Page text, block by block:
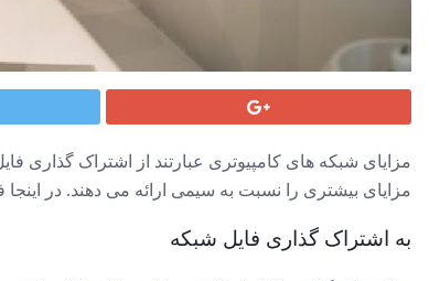
مزایای شبکه های کامپیوتری عبارتند از اشتراک گذاری
مزایای بیشتری را نسبت به سیمی ارائه می دهند. در
به اشتراک گذاری فایل شبکه